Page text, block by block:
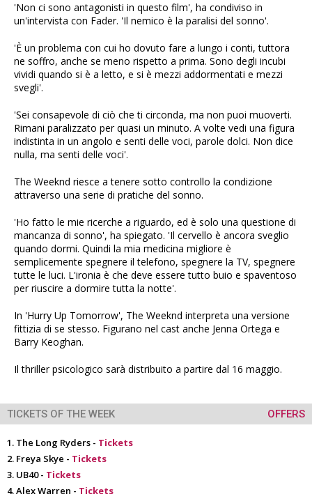
'Non ci sono antagonisti in questo film', ha condiviso in
un'intervista con Fader. 'Il nemico è la paralisi del sonno'.
'È un problema con cui ho dovuto fare a lungo i conti, tuttora
ne soffro, anche se meno rispetto a prima. Sono degli incubi
vividi quando si è a letto, e si è mezzi addormentati e mezzi
svegli'.
'Sei consapevole di ciò che ti circonda, ma non puoi muoverti.
Rimani paralizzato per quasi un minuto. A volte vedi una figura
indistinta in un angolo e senti delle voci, parole dolci. Non dice
nulla, ma senti delle voci'.
The Weeknd riesce a tenere sotto controllo la condizione
attraverso una serie di pratiche del sonno.
'Ho fatto le mie ricerche a riguardo, ed è solo una questione di
mancanza di sonno', ha spiegato. 'Il cervello è ancora sveglio
quando dormi. Quindi la mia medicina migliore è
semplicemente spegnere il telefono, spegnere la TV, spegnere
tutte le luci. L'ironia è che deve essere tutto buio e spaventoso
per riuscire a dormire tutta la notte'.
In 'Hurry Up Tomorrow', The Weeknd interpreta una versione
fittizia di se stesso. Figurano nel cast anche Jenna Ortega e
Barry Keoghan.
Il thriller psicologico sarà distribuito a partire dal 16 maggio.
TICKETS OF THE WEEK OFFERS
The Long Ryders - Tickets
Freya Skye - Tickets
UB40 - Tickets
Alex Warren - Tickets